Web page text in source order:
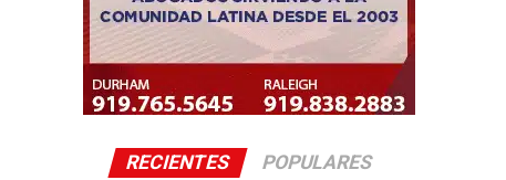
RECIENTES
POPULARES